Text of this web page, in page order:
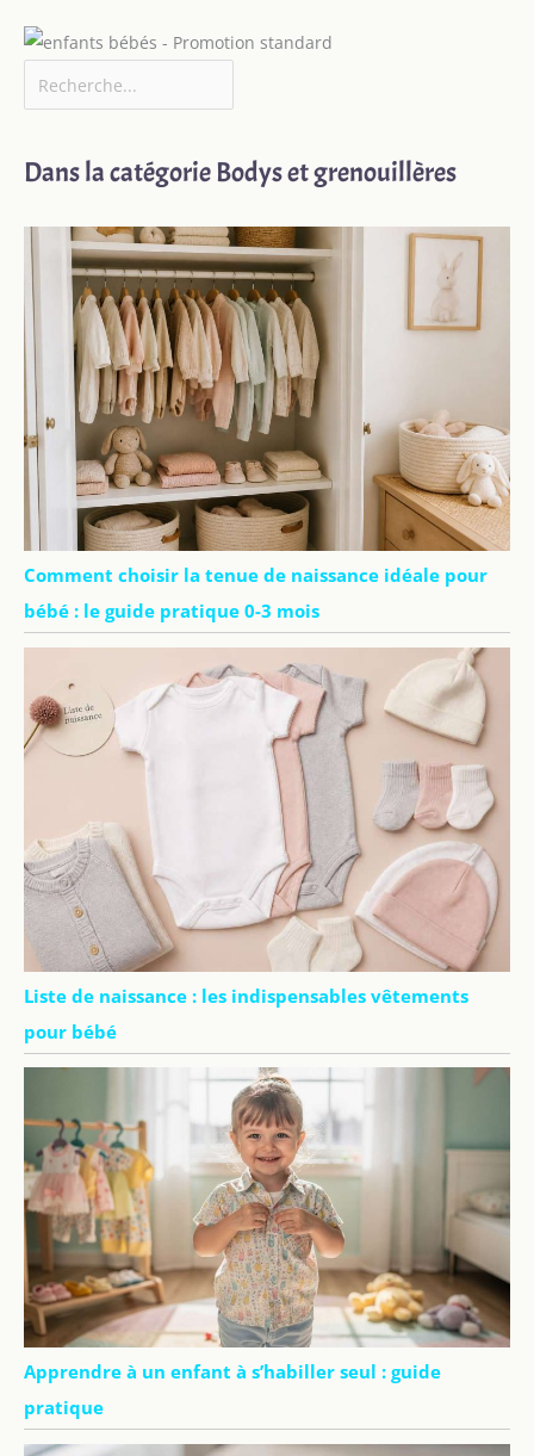
Dans la catégorie Bodys et grenouillères
Comment choisir la tenue de naissance idéale pour
bébé : le guide pratique 0-3 mois
Liste de naissance : les indispensables vêtements
pour bébé
Apprendre à un enfant à s’habiller seul : guide
pratique